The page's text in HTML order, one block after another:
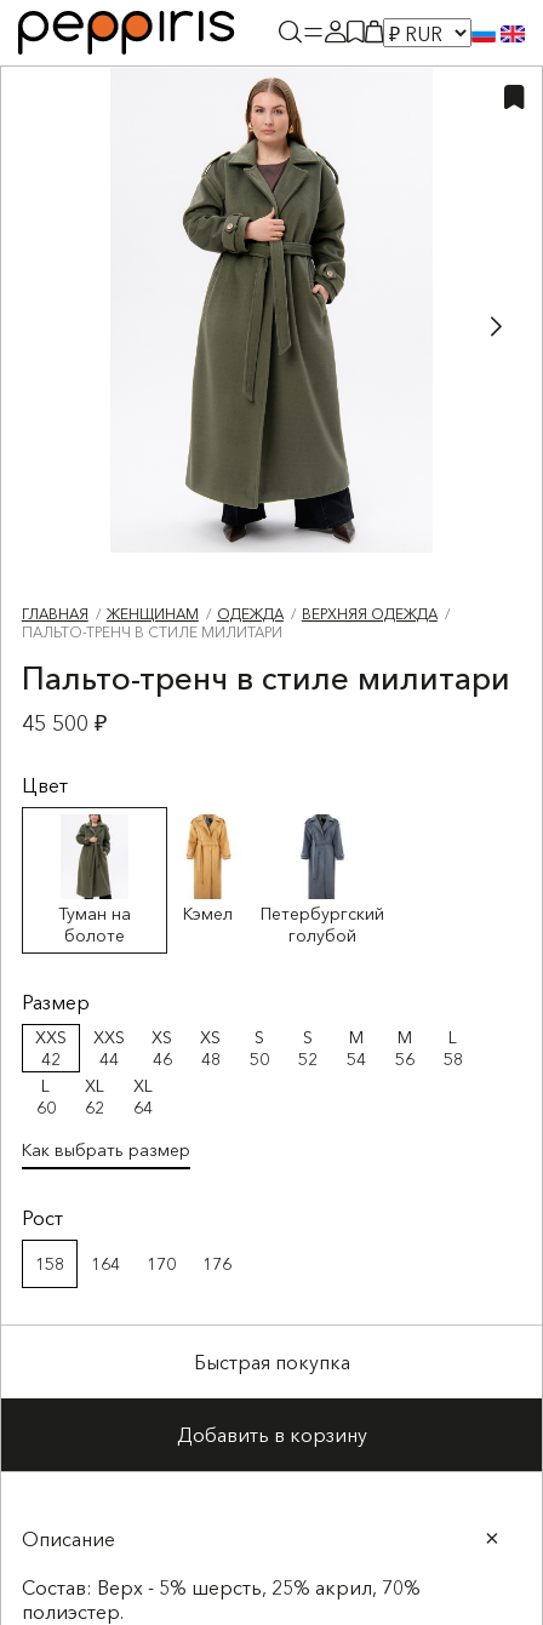
ГЛАВНАЯ ЖЕНЩИНАМ ОДЕЖДА
ВЕРХНЯЯ ОДЕЖДА
ПАЛЬТО-ТРЕНЧ В СТИЛЕ МИЛИТАРИ
Пальто-тренч в стиле милитари
45 500 ₽
Цвет
Туман на
болоте
Кэмел
Петербургский
голубой
Размер
XXS
42
XXS
44
XS
46
XS
48
S
50
S
52
M
54
M
56
L
58
L
60
XL
62
XL
64
Как выбрать размер
Рост
158 164 170 176
Быстрая покупка
Добавить в корзину
Описание
Состав: Верх - 5% шерсть, 25% акрил, 70%
полиэстер.